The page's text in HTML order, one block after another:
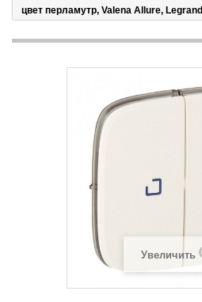
цвет перламутр, Valena Allure, Legrand
Увеличить